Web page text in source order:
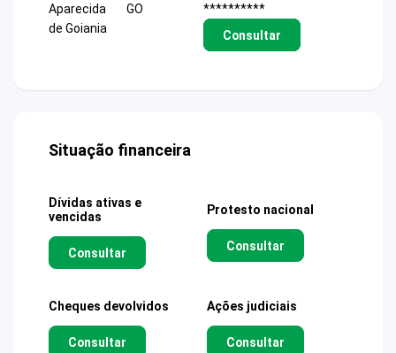
Aparecida
de Goiania
GO
**********
Consultar
Situação financeira
Dívidas ativas e
vencidas
Consultar
Protesto nacional
Consultar
Cheques devolvidos
Consultar
Ações judiciais
Consultar